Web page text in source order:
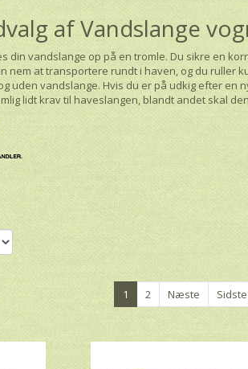
af Vandslange
din vandslange op på en tromle. Du sikre en
nem at transportere rundt i haven, og du ruller
uden vandslange. Hvis du er på udkig efter en
lidt krav til haveslangen, blandt andet skal
1 2 Næste Sidste